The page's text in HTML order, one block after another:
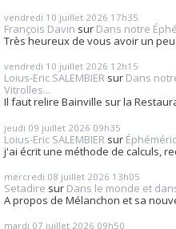
vendredi 10 juillet 2026 17h35
François Davin sur Dans notre
Très heureux de vous avoir un
vendredi 10 juillet 2026 12h15
Loius-Eric SALEMBIER sur Dans
Vitrolles...
Il faut relire Bainville sur la
jeudi 09 juillet 2026 09h35
Loius-Eric SALEMBIER sur
j'ai écrit une méthode de calculs,
mercredi 08 juillet 2026 13h05
Setadire sur Dans le monde et
A propos de Mélanchon et sa
mardi 07 juillet 2026 09h50